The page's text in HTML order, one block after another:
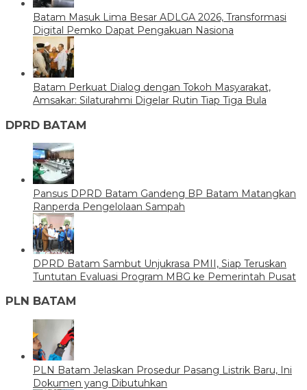
Batam Masuk Lima Besar ADLGA 2026, Transformasi
Digital Pemko Dapat Pengakuan Nasiona
Batam Perkuat Dialog dengan Tokoh Masyarakat,
Amsakar: Silaturahmi Digelar Rutin Tiap Tiga Bula
DPRD BATAM
Pansus DPRD Batam Gandeng BP Batam Matangkan
Ranperda Pengelolaan Sampah
DPRD Batam Sambut Unjukrasa PMII, Siap Teruskan
Tuntutan Evaluasi Program MBG ke Pemerintah Pusat
PLN BATAM
PLN Batam Jelaskan Prosedur Pasang Listrik Baru, Ini
Dokumen yang Dibutuhkan